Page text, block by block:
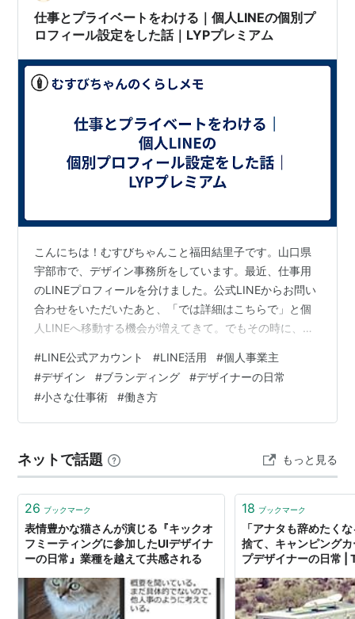
仕事とプライベートをわける｜個人LINEの個別プ
ロフィール設定をした話｜LYPプレミアム
こんにちは！むすびちゃんこと福田結里子です。山口県
宇部市で、デザイン事務所をしています。最近、仕事用
のLINEプロフィールを分けました。公式LINEからお問い
合わせをいただいたあと、「では詳細はこちらで」と個
人LINEへ移動する機会が増えてきて。でもその時に、普
ることに、少しだけ違和感がありました。もちろん、そ
れが悪いわけじゃない。だけど私は、“ちゃんと相談でき
そう”“安心して連絡できそう”そんな空気も含めてデザイ
ンしたかったんだと思います。多分、公式ラインから個
コニコ笑顔の写真の背景をみ…
#LINE公式アカウント #LINE活用 #個人事業主
#デザイン #ブランディング #デザイナーの日常
#小さな仕事術 #働き方
ネットで話題 もっと見る
26 ブックマーク
表情豊かな猫さんが演じる『キックオ
フミーティングに参加したUIデザイナ
ーの日常』業種を越えて共感される
18 ブックマーク
「アナタも辞めたく
捨て、キャンピング
プデザイナーの日常 |